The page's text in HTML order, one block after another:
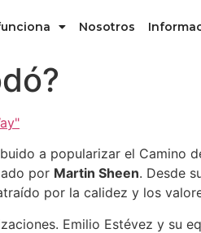
Nosotros
a popularizar el Camino
por Martin Sheen. Desde
por la calidez y los
Emilio Estévez y su